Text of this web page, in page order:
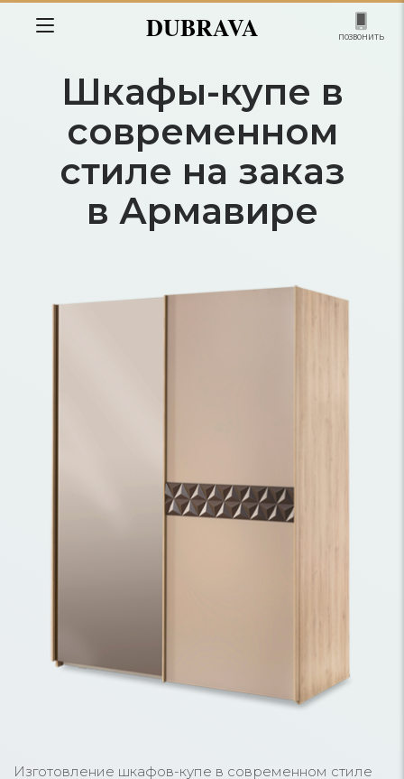
DUBRAVA позвонить
Шкафы-купе в
современном
стиле на заказ
в Армавире
Изготовление шкафов-купе в современном стиле